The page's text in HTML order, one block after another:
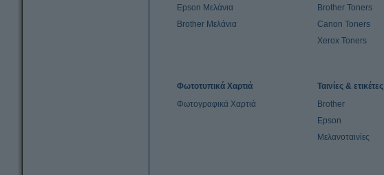
Epson Μελάνια
Brother Μελάνια
Brother Toners
Canon Toners
Xerox Toners
Φωτοτυπικά Χαρτιά
Φωτογραφικά Χαρτιά
Ταινίες & ετικέτες
Brother
Epson
Μελανοταινίες